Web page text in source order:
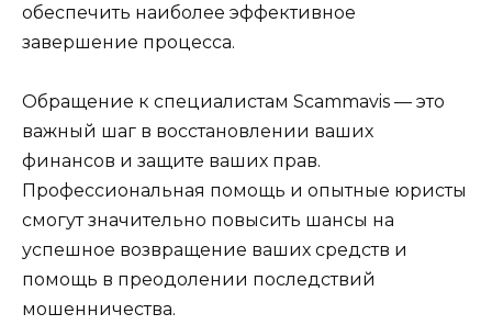
обеспечить наиболее эффективное
завершение процесса.
Обращение к специалистам Scammavis — это
важный шаг в восстановлении ваших
финансов и защите ваших прав.
Профессиональная помощь и опытные юристы
смогут значительно повысить шансы на
успешное возвращение ваших средств и
помощь в преодолении последствий
мошенничества.